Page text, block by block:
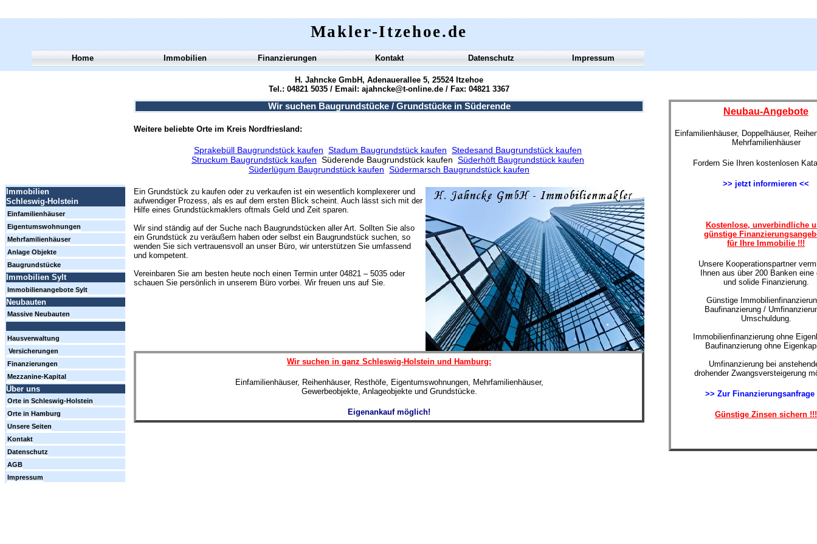
Wir suchen Baugrundstücke / Grundstücke in Süderende
Weitere beliebte Orte im Kreis Nordfriesland:
Sprakebüll Baugrundstück kaufen Stadum Baugrundstück kaufen Stedesand Baugrundstück kaufen
Struckum Baugrundstück kaufen Süderende Baugrundstück kaufen Süderhöft Baugrundstück kaufen
Süderlügum Baugrundstück kaufen Südermarsch Baugrundstück kaufen
Makler-Itzehoe.de
H. Jahncke GmbH, Adenauerallee 5, 25524 Itzehoe
Tel.: 04821 5035 / Email: ajahncke@t-online.de / Fax: 04821 3367
Ein Grundstück zu kaufen oder zu verkaufen ist ein wesentlich komplexerer und
aufwendiger Prozess, als es auf dem ersten Blick scheint. Auch lässt sich mit der
Hilfe eines Grundstückmaklers oftmals Geld und Zeit sparen.
Wir sind ständig auf der Suche nach Baugrundstücken aller Art. Sollten Sie also
ein Grundstück zu veräußern haben oder selbst ein Baugrundstück suchen, so
wenden Sie sich vertrauensvoll an unser Büro, wir unterstützen Sie umfassend
und kompetent.
Vereinbaren Sie am besten heute noch einen Termin unter 04821 – 5035 oder
schauen Sie persönlich in unserem Büro vorbei. Wir freuen uns auf Sie.
Wir suchen in ganz Schleswig-Holstein und Hamburg:
Einfamilienhäuser, Reihenhäuser, Resthöfe, Eigentumswohnungen, Mehrfamilienhäuser,
Gewerbeobjekte, Anlageobjekte und Grundstücke.
Eigenankauf möglich!
Home Immobilien Finanzierungen Kontakt Datenschutz Impressum
Immobilien
Schleswig-Holstein
Einfamilienhäuser
Eigentumswohnungen
Mehrfamilienhäuser
Anlage Objekte
Baugrundstücke
Immobilien Sylt
Immobilienangebote Sylt
Neubauten
Massive Neubauten
Hausverwaltung
Versicherungen
Finanzierungen
Mezzanine-Kapital
Über uns
Orte in Schleswig-Holstein
Orte in Hamburg
Unsere Seiten
Kontakt
Datenschutz
AGB
Impressum
Neubau-Angebote
Einfamilienhäuser, Doppelhäuser,
Mehrfamilienhäuser
Fordern Sie Ihren kostenlosen
>> jetzt informieren <<
Kostenlose, unverbindliche
günstige
für Ihre Immobilie !!!
Unsere Kooperationspartner
Ihnen aus über 200 Banken eine
und solide Finanzierung.
Günstige
Baufinanzierung /
Umschuldung.
Immobilienfinanzierung ohne
Baufinanzierung ohne
Umfinanzierung bei
drohender Zwangsversteigerung
>> Zur Finanzierungsanfrage
Günstige Zinsen sichern !!!